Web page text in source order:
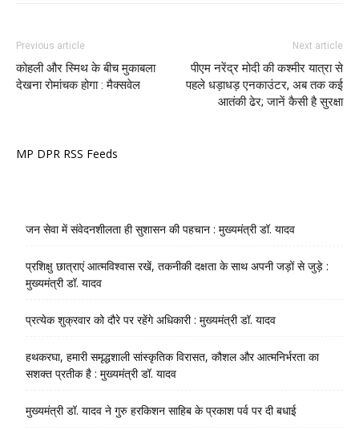
Previous article
कोहली और स्मिथ के बीच मुकाबला
देखना रोमांचक होगा : मैक्सवेल
Next article
पीएम नरेंद्र मोदी की कश्मीर यात्रा से
पहले धड़ाधड़ एनकाउंटर, अब तक कई
आतंकी ढेर; जानें कैसी है सुरक्षा
MP DPR RSS Feeds
जन सेवा में संवेदनशीलता ही सुशासन की पहचान : मुख्यमंत्री डॉ. यादव
प्रशिक्षु छात्राएं आत्मविश्वास रखें, तकनीकी दक्षता के साथ अपनी जड़ों से जुड़े :
मुख्यमंत्री डॉ. यादव
प्रत्येक शुक्रवार को दौरे पर रहेंगे अधिकारी : मुख्यमंत्री डॉ. यादव
हथकरघा, हमारी समृद्धशाली सांस्कृतिक विरासत, कौशल और आत्मनिर्भरता का
सशक्त प्रतीक है : मुख्यमंत्री डॉ. यादव
मुख्यमंत्री डॉ. यादव ने गुरु हरकिशन साहिब के प्रकाश पर्व पर दी बधाई